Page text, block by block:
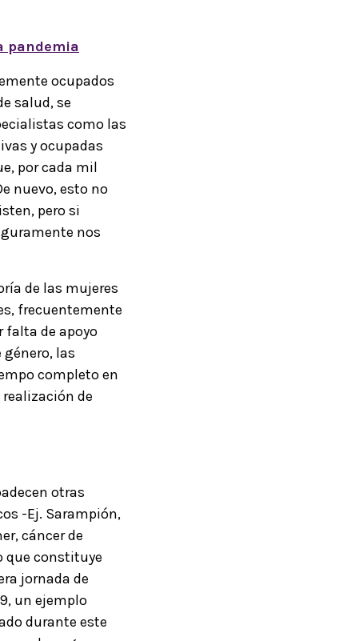
pandemia
ocupados
salud, se
como las
y ocupadas
por cada mil
nuevo, esto no
pero si
nos
de las mujeres
frecuentemente
falta de apoyo
las
completo en
de
otras
-Ej. Sarampión,
cáncer de
que constituye
jornada de
un ejemplo
durante este